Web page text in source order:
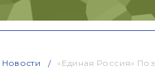
Новости «Единая Россия»